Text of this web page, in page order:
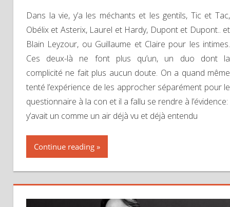
Dans la vie, y’a les méchants et les gentils, Tic et Tac,
Obélix et Asterix, Laurel et Hardy, Dupont et Dupont.. et
Blain Leyzour, ou Guillaume et Claire pour les intimes.
Ces deux-là ne font plus qu’un, un duo dont la
complicité ne fait plus aucun doute. On a quand même
tenté l’expérience de les approcher séparément pour le
questionnaire à la con et il a fallu se rendre à l’évidence:
y’avait un comme un air déjà vu et déjà entendu
Continue reading